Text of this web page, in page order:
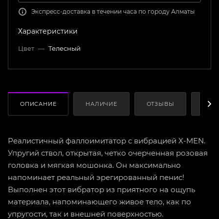
Экспресс-доставка в течении часа по городу Алматы
Характеристики
Цвет — Телесный
ОПИСАНИЕ НАЛИЧИЕ ОТЗЫВЫ
Реалистичный фаллоимитатор с вибрацией X-MEN.
Упругий ствол, открытая, четко очерченная розовая
головка и мягкая мошонка. Он максимально
напоминает реальный эрегированный пенис!
Выполнен этот вибратор из приятного на ощупь
материала, напоминающего живое тело, как по
упругости, так и внешней поверхностью.